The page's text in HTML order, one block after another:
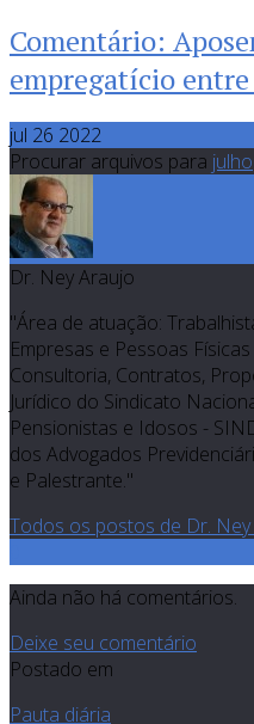
Comentário:
empregatício
jul 26 2022
Procurar arquivos para julho
Dr. Ney Araujo
"Área de atuação:
Empresas e Pessoas
Consultoria, Contratos,
Jurídico do Sindicato
Pensionistas e Idosos -
dos Advogados
e Palestrante."
Todos os postos de Dr.
Ainda não há comentários.
Deixe seu comentário
Postado em
Pauta diária